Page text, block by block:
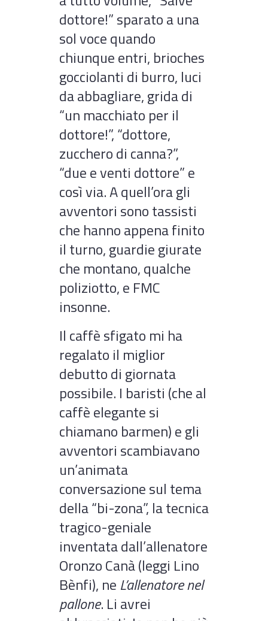
dottore!” sparato a una
sol voce quando
chiunque entri, brioches
gocciolanti di burro, luci
da abbagliare, grida di
“un macchiato per il
dottore!”, “dottore,
zucchero di canna?”,
“due e venti dottore” e
così via. A quell’ora gli
avventori sono tassisti
che hanno appena finito
il turno, guardie giurate
che montano, qualche
poliziotto, e FMC
insonne.
Il caffè sfigato mi ha
regalato il miglior
debutto di giornata
possibile. I baristi (che al
caffè elegante si
chiamano barmen) e gli
avventori scambiavano
un’animata
conversazione sul tema
della “bi-zona”, la tecnica
tragico-geniale
inventata dall’allenatore
Oronzo Canà (leggi Lino
Bènfi), ne L’allenatore nel
pallone. Li avrei